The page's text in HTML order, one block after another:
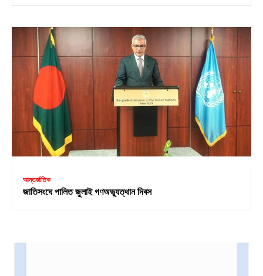
আন্তর্জাতিক
জাতিসংঘে পালিত জুলাই গণঅভ্যুত্থান দিবস